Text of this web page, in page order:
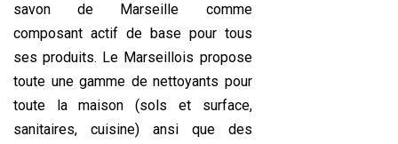
savon de Marseille comme
composant actif de base pour tous
ses produits. Le Marseillois propose
toute une gamme de nettoyants pour
toute la maison (sols et surface,
sanitaires, cuisine) ansi que des